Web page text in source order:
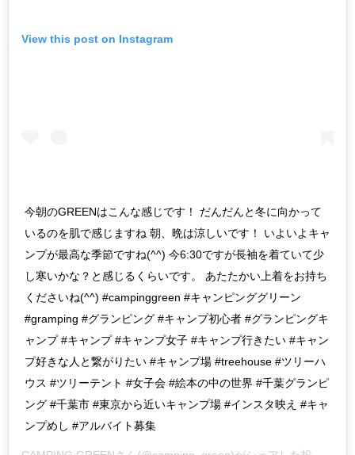
View this post on Instagram
今朝のGREENはこんな感じです！ だんだんと冬に向かって
いるのを肌で感じますね 朝、晩は涼しいです！ いよいよキャ
ンプが最高な季節ですね(^^) 今6:30ですが長袖を着ていて少
し寒いかな？と感じるくらいです。 あたたかい上着をお持ち
くださいね(^^) #campinggreen #キャンピンググリーン
#gramping #グランピング #キャンプ初心者 #グランピングキ
ャンプ #キャンプ #キャンプ女子 #キャンプ行きたい #キャン
プ好きな人と繋がりたい #キャンプ場 #treehouse #ツリーハ
ウス #ツリーテント #女子会 #絵本の中の世界 #千葉グランピ
ング #千葉市 #東京から近いキャンプ場 #インスタ映え #キャ
ンプめし #アルバイト募集